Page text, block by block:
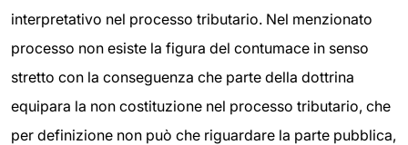
interpretativo nel processo tributario. Nel menzionato
processo non esiste la figura del contumace in senso
stretto con la conseguenza che parte della dottrina
equipara la non costituzione nel processo tributario, che
per definizione non può che riguardare la parte pubblica,